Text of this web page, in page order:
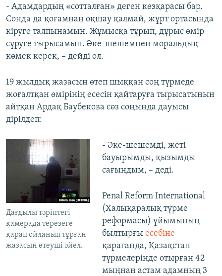
- Адамдардың «сотталған» деген көзқарасы бар.
Сонда да қоғамнан оқшау қалмай, жұрт ортасында
кіруге талпынамын. Жұмысқа тұрып, дұрыс өмір
сүруге тырысамын. Әке-шешемнен моральдық
көмек керек, – дейді ол.
19 жылдық жазасын өтеп шыққан соң түрмеде
жоғалтқан өмірінің есесін қайтаруға тырысатынын
айтқан Ардақ Баубекова сөз соңында дауысы
дірілдеп:
Дағдылы тәріптегі
камерада терезеге
қарап ойланып тұрған
жазасын өтеуші әйел.
- Әке-шешемді, жеті
бауырымды, қызымды
сағындым, – деді.
Penal Reform International
(Халықаралық түрме
реформасы) ұйымының
былтырғы есебіне
қарағанда, Қазақстан
түрмелерінде отырған 42
мыңнан астам адамның 3